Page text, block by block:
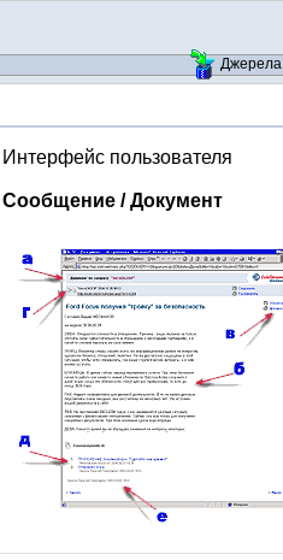
Джерела
Интерфейс пользователя
Сообщение / Документ